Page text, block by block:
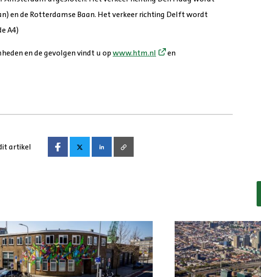
en de Rotterdamse Baan. Het verkeer richting Delft wordt
A4)
en de gevolgen vindt u opwww.htm.nl
en
artikel